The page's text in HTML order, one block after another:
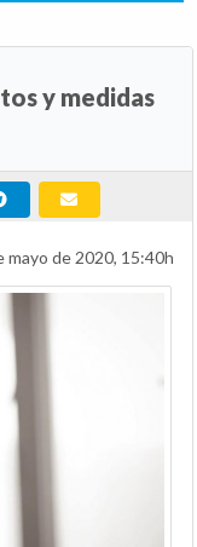
y medidas
mayo de 2020, 15:40h